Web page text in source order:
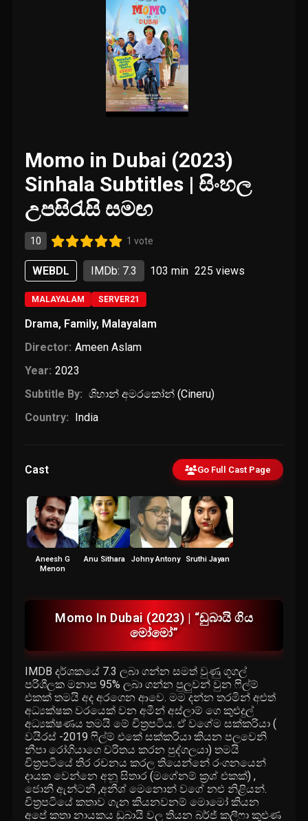
Momo in Dubai (2023)
Sinhala Subtitles | සිංහල
උපසිරැසි සමඟ
10 1 vote
WEBDL IMDb: 7.3 103 min 225 views
MALAYALAM SERVER21
Drama, Family, Malayalam
Director: Ameen Aslam
Year: 2023
Subtitle By: ශිහාන් අමරකෝන් (Cineru)
Country:
India
Cast Go Full Cast Page
Aneesh G
Menon
Anu Sithara Johny Antony Sruthi Jayan
Momo In Dubai (2023) | “ඩුබායි ගිය
මෝමෝ”
IMDB දර්ශකයේ 7.3 ලබා ගන්න සමත් වුණු ගූගල්
පරිශීලක මනාප 95% ලබා ගන්න පුලුවන් වුන ෆිල්ම්
එකක් තමයි අද අරගෙන ආවෙ. මම දන්න තරමින් අළුත්
අධ්‍යක්ෂක වරයෙක් වන අමීන් අස්ලාම් ගෙ කුළුදුල්
අධ්‍යක්ෂණය තමයි මේ චිත්‍රපටිය. ඒ වගේම සක්කරියා (
වයිරස් -2019 ෆිල්ම් එකේ සක්කරියා කියන පලවෙනි
නීපා රෝගියාගෙ චරිතය කරන පුද්ගලයා) තමයි
චිත්‍රපටියේ තිර රචනය කරල තියෙන්නේ රංගනයෙන්
දායක වෙන්නෙ අනූ සිතාර (මගේනම් ක්‍රශ් එකක්) ,
ජොනී ඇන්ටනී ,අනීශ් මෙනොන් වගේ නළු නිළියන්.
චිත්‍රපටියේ කතාව ගැන කියනවනම් මොමෝ කියන
අපේ කතා නායකය ඩුබායි වල තියන බර්ජ් කලීෆා කුළුණ